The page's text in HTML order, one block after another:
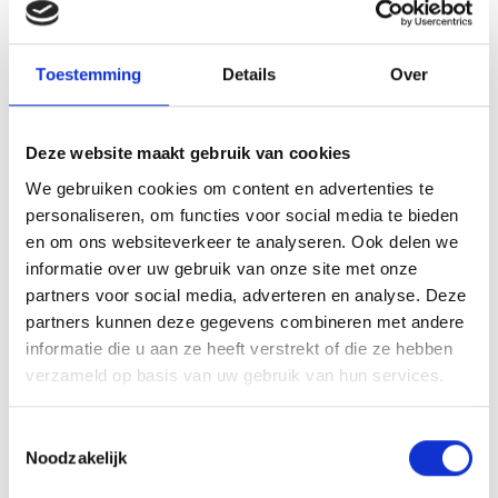
Toestemming Details Over
Deze website maakt gebruik van cookies
We gebruiken cookies om content en advertenties te
personaliseren, om functies voor social media te bieden
en om ons websiteverkeer te analyseren. Ook delen we
informatie over uw gebruik van onze site met onze
partners voor social media, adverteren en analyse. Deze
partners kunnen deze gegevens combineren met andere
informatie die u aan ze heeft verstrekt of die ze hebben
verzameld op basis van uw gebruik van hun services.
Noodzakelijk
onder een nieuwe doelgroep. We komen tot deze conclusie na
Snapchat trok binnen een maand ruim
werden voor 75% uitgekeken wat duidt op een hoge
betrokkenheid en als bijvangst bezochten meer dan 600
mensen de vacaturepagina.
Opvallend is dat het grootste deel van de weergaven op
Snapchat afkomstig is van 25- tot 34-jarigen, terwijl we
jongere doelgroep zou trekken. Dit toont aan dat Snapchat
doelgroep de video’s vaker volledig uit, wat hun hoge mate
van betrokkenheid onderstreept. Daarmee is Snapchat ook